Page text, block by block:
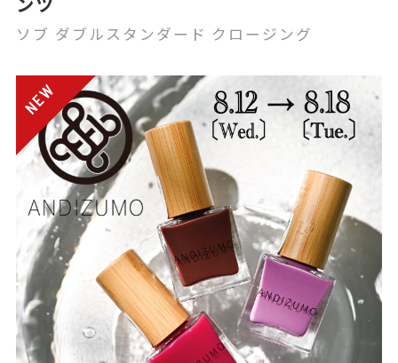
ソブ ダブルスタンダード クロージング